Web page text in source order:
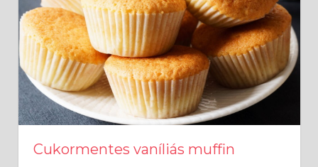
Cukormentes vaníliás muffin